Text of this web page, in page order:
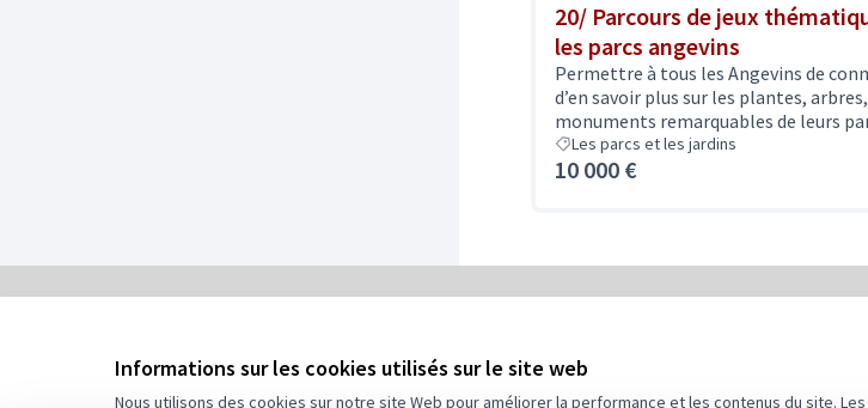
Informations sur les cookies utilisés sur le site web
Nous utilisons des cookies sur notre site Web pour améliorer la performance et les contenus du site.
20/ Parcours de jeux
les parcs angevins
Permettre à tous les Angevins de
d’en savoir plus sur les plantes, arbres,
monuments remarquables de leurs
Les parcs et les jardins
10 000 €
Assigné